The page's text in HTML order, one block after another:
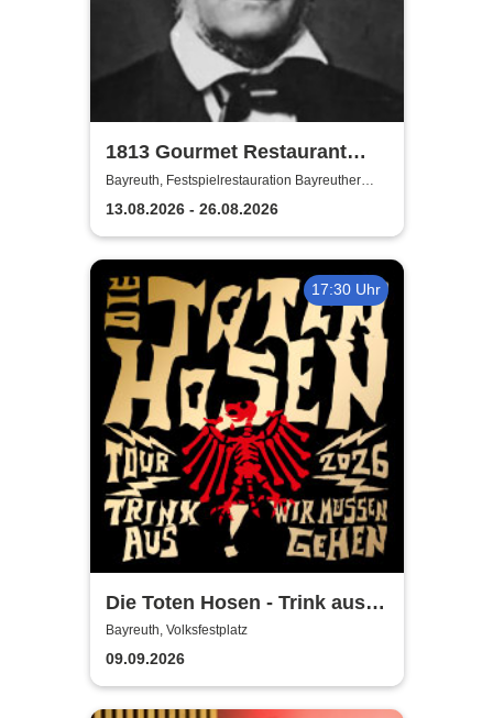
1813 Gourmet Restaurant
2026
Bayreuth, Festspielrestauration Bayreuther
Festspiele
13.08.2026 - 26.08.2026
17:30 Uhr
Die Toten Hosen - Trink aus!
Wir müssen gehen - Tour
2026
Bayreuth, Volksfestplatz
09.09.2026